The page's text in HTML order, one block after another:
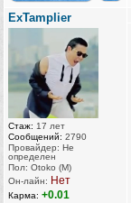
ExTamplier
Стаж: 17 лет
Сообщений: 2790
Провайдер: Не
определен
Пол: Otoko (M)
Он-лайн: Нет
Карма: +0.01